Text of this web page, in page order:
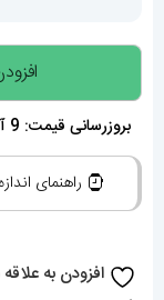
ساعت
مردانه
رولکس
دیت
جاست
020224
ROLEX
بروزرسانی قیمت: 9 آگوست 2026
راهنمای
افزودن به